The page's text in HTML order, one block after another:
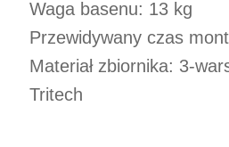
Waga basenu: 13 kg
Przewidywany czas
Materiał zbiornika: 3-
Tritech